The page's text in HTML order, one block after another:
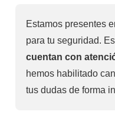
Estamos presentes
para tu seguridad.
cuentan con
hemos habilitado
tus dudas de forma